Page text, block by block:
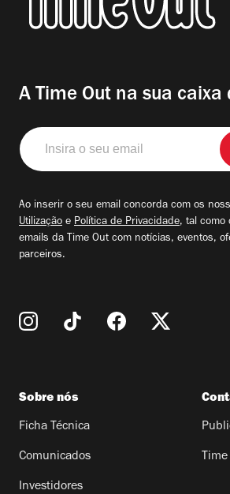
A Time Out na sua caixa
Insira
o
seu
Ao inserir o seu email concorda com os
Utilização e Política de Privacidade, tal como
emails da Time Out com notícias, eventos,
parceiros.
Sobre nós
Ficha Técnica
Comunicados
Investidores